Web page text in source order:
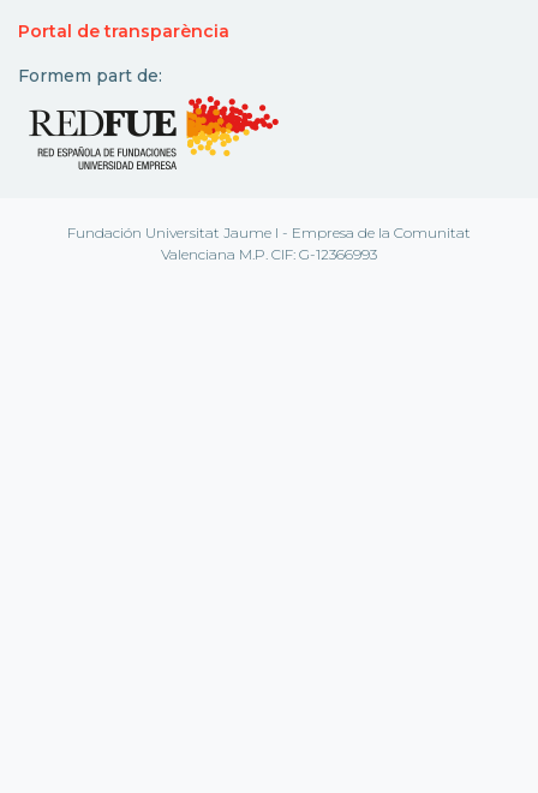
Portal de transparència
Formem part de:
Fundación Universitat Jaume I - Empresa de la Comunitat
Valenciana M.P. CIF: G-12366993